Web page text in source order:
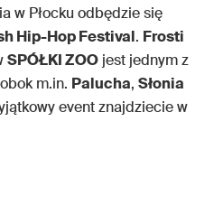
w Płocku odbędzie się
Hip-Hop Festival. Frosti
SPÓŁKI ZOO jest jednym z
m.in. Palucha, Słonia
event znajdziecie w